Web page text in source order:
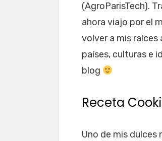
(AgroParisTech).
ahora viajo por el
volver a mis
países, culturas e
blog
Receta
Uno de mis